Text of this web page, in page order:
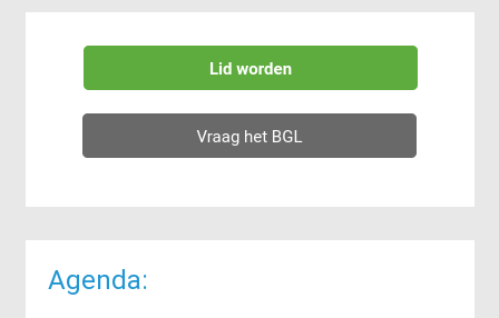
Agenda: